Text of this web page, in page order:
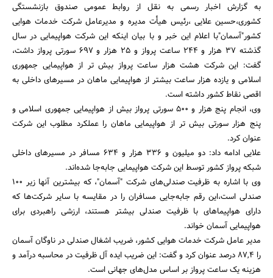
جستجو
به گزارش اخبار رسمی به نقل از روابط عمومی صندوق بازنشستگی
کشوری،حسین علایی ،رئیس هیأت مدیره و مدیرعامل شرکت خدمات هوایی
کشور"آسمان"با اعلام این خبر و با بیان اینکه این شرکت هواپیمایی در سال
گذشته 37 هزار و 244 ساعت پرواز و 25 هزار و 697 سورتی پرواز داشت،
گفت: این شرکت هشت هزار ساعت پرواز بیش تر از هواپیمایی جمهوری
اسلامی و یازده هزار ساعت بیشتر از هواپیمایی ماهان در مسیرهای داخلی به
اقصی نقاط کشور داشته است.
وی، انجام پنج هزار و 500 سورتی پرواز بیش از هواپیمایی جمهوری اسلامی و
پنج هزار سورتی بیش تر از هواپیمایی ماهان را عملکرد مطلوب این شرکت
عنوان کرد.
علایی ادامه داد: دو میلیون و 336 هزار و 634 مسافر در مسیرهای داخلی
شبکه پرواز کشور توسط این شرکت هواپیمایی جابه‌جا شده‌اند.
وی با اشاره به ظرفیت صندلی‌های شرکت "آسمان"، که بیشترین آنها زیر 100
صندلی است،این رقم جابه‌جایی مسافران را در مقایسه با سایر شرکت‌ها که
دارای هواپیماهای با ظرفیت صندلی بیشتر هستند، ارزشی راهبردی برای
هواپیمایی آسمان خواند.
مدیر عامل شرکت خدمات هوایی کشور، ضریب اشغال صندلی در ناوگان آسمان
را 87,4 درصد عنوان کرد و گفت: این ضریب ایده آل ظرفیت در محاسبه درآمد و
هزینه یک ساعت پرواز بر اساس مدل‌های جهانی است.